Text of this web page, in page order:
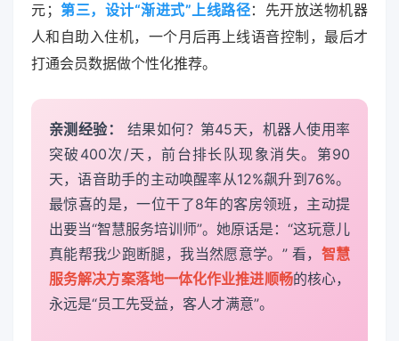
元； 第三，设计“渐进式”上线路径：先开放送物机器
人和自助入住机，一个月后再上线语音控制，最后才
打通会员数据做个性化推荐。
亲测经验：
结果如何？第45天，机器人使用率
突破400次/天，前台排长队现象消失。第90
天，语音助手的主动唤醒率从12%飙升到76%。
最惊喜的是，一位干了8年的客房领班，主动提
出要当“智慧服务培训师”。她原话是：“这玩意儿
真能帮我少跑断腿，我当然愿意学。” 看， 智慧
服务解决方案落地一体化作业推进顺畅的核心，
永远是“员工先受益，客人才满意”。